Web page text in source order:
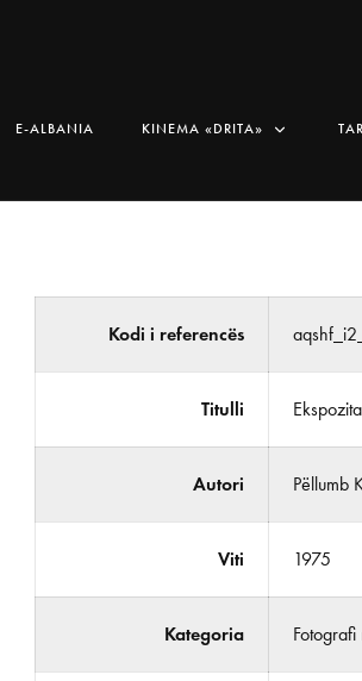
E-ALBANIA KINEMA «DRITA»
Kodi i referencës
Titulli
Autori Pëllumb
Viti 1975
Kategoria